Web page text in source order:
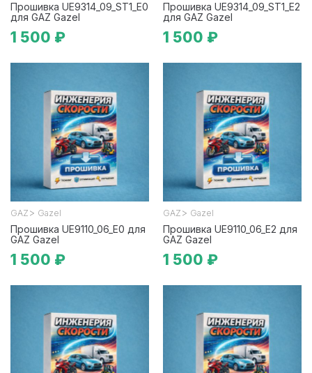
Прошивка UE9314_09_ST1_E0
для GAZ Gazel
1 500 ₽
Прошивка UE9314_09_ST1_E2
для GAZ Gazel
1 500 ₽
GAZ > Gazel
Прошивка UE9110_06_E0 для
GAZ Gazel
1 500 ₽
GAZ > Gazel
Прошивка UE9110_06_E2 для
GAZ Gazel
1 500 ₽